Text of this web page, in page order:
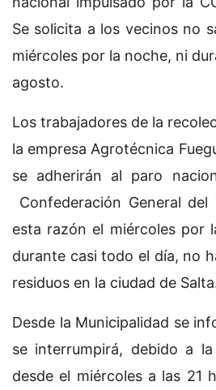
Se solicita a los vecinos no
miércoles por la noche, ni
agosto.
Los trabajadores de la
la empresa Agrotécnica
se adherirán al paro
Confederación General
esta razón el miércoles por
durante casi todo el día, no
residuos en la ciudad de
Desde la Municipalidad se
se interrumpirá, debido a
desde el miércoles a las 21